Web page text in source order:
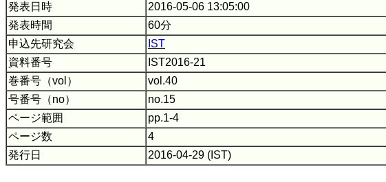
発表日時
2016-05-06 13:05:00
発表時間
60分
申込先研究会
IST
資料番号
IST2016-21
巻番号（vol）
vol.40
号番号（no）
no.15
ページ範囲
pp.1-4
ページ数
4
発行日
2016-04-29 (IST)